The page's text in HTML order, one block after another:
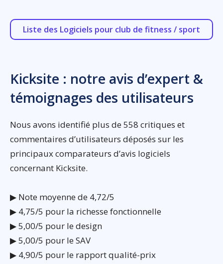
Liste des Logiciels pour club de fitness / sport
Kicksite : notre avis d’expert &
témoignages des utilisateurs
Nous avons identifié plus de 558 critiques et
commentaires d’utilisateurs déposés sur les
principaux comparateurs d’avis logiciels
concernant Kicksite.
▶ Note moyenne de 4,72/5
▶ 4,75/5 pour la richesse fonctionnelle
▶ 5,00/5 pour le design
▶ 5,00/5 pour le SAV
▶ 4,90/5 pour le rapport qualité-prix